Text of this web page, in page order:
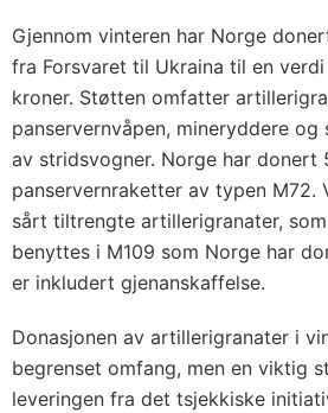
Gjennom vinteren har Norge
fra Forsvaret til Ukraina til en
kroner. Støtten omfatter
panservernvåpen, mineryddere
av stridsvogner. Norge har donert
panservernraketter av typen M72.
sårt tiltrengte artillerigranater,
benyttes i M109 som Norge har
er inkludert gjenanskaffelse.
Donasjonen av artillerigranater i
begrenset omfang, men en viktig
leveringen fra det tsjekkiske